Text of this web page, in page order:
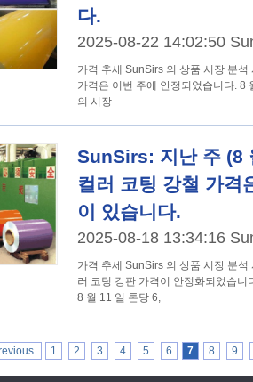
다.
2025-08-22 14:02:50
가격 추세 SunSirs 의 상품 시장 분석 시스템에 따르면, 컬러 코팅 시트
가격은 이번 주에 안정되었습니다. 8
의 시장
SunSirs: 지난 주 (8
컬러 코팅 강철 가격
이 있습니다.
2025-08-18 13:34:16
가격 추세 SunSirs 의 상품 시장 분석 시스템에 따르면, 지난 주에는 컬
러 코팅 강판 가격이 안정화되었습
8 월 11 일 톤당 6,
1 2 3 4 5 6 7 8 9